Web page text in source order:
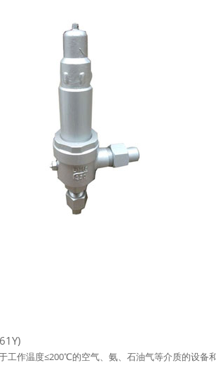
工作温度≤200℃的空气、氨、石油气等介质的设